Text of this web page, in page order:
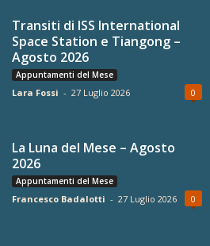
Transiti di ISS International
Space Station e Tiangong –
Agosto 2026
Appuntamenti del Mese
Lara Fossi - 27 Luglio 2026 0
La Luna del Mese – Agosto
2026
Appuntamenti del Mese
Francesco Badalotti - 27 Luglio 2026 0